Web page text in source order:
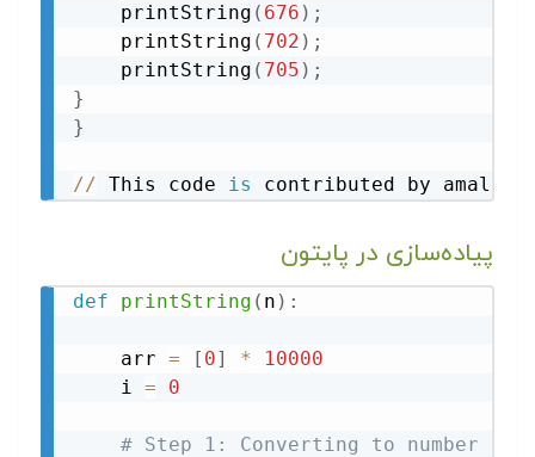
    printString
( 676 ) ;
    printString
( 702 ) ;
    printString
( 705 ) ;
}
}
// This code is contributed by amal
پیاده‌سازی در پایتون
def printString ( n ) :
    arr
= [ 0] *
10000
    i
= 0
# Step 1: Converting to number